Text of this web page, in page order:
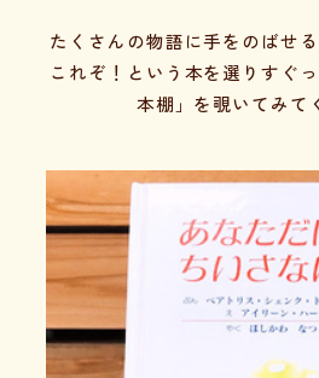
たくさんの物語に手をのばせ
これぞ！という本を選りすぐ
本棚」を覗いてみて